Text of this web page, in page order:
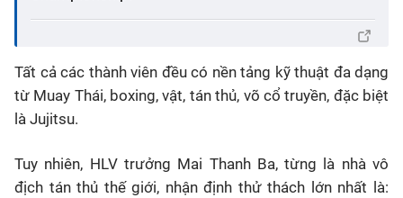
Tất cả các thành viên đều có nền tảng kỹ thuật đa dạng
từ Muay Thái, boxing, vật, tán thủ, võ cổ truyền, đặc biệt
là Jujitsu.
Tuy nhiên, HLV trưởng Mai Thanh Ba, từng là nhà vô
địch tán thủ thế giới, nhận định thử thách lớn nhất là: